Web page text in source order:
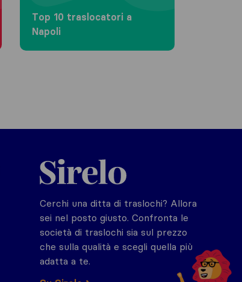
Top 10 traslocatori a
Napoli
Sirelo.it
Cerchi una ditta di traslochi? Allora
sei nel posto giusto. Confronta le
società di traslochi sia sul prezzo
che sulla qualità e scegli quella più
adatta a te.